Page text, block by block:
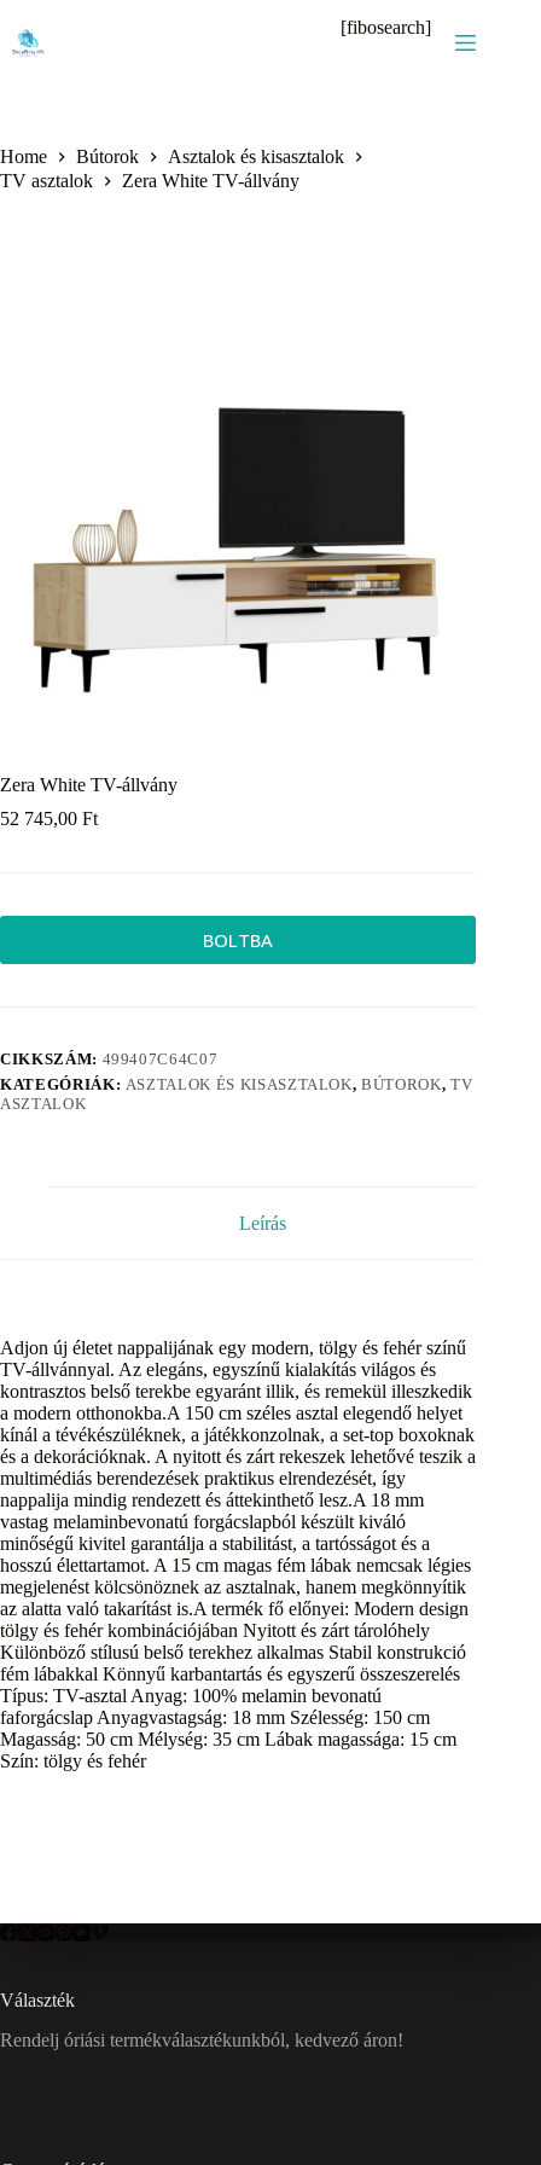
content
[fibosearch]
Home Bútorok
Asztalok és kisasztalok
TV asztalok
Zera White TV-állvány
Zera White TV-állvány
52 745,00 Ft
BOLTBA
CIKKSZÁM: 499407C64C07
KATEGÓRIÁK: ASZTALOK ÉS KISASZTALOK,BÚTOROK, TV
ASZTALOK
Leírás
Adjon új életet nappalijának egy modern, tölgy és fehér színű
TV-állvánnyal. Az elegáns, egyszínű kialakítás világos és
kontrasztos belső terekbe egyaránt illik, és remekül illeszkedik
a modern otthonokba.A 150 cm széles asztal elegendő helyet
kínál a tévékészüléknek, a játékkonzolnak, a set-top boxoknak
és a dekorációknak. A nyitott és zárt rekeszek lehetővé teszik a
multimédiás berendezések praktikus elrendezését, így
nappalija mindig rendezett és áttekinthető lesz.A 18 mm
vastag melaminbevonatú forgácslapból készült kiváló
minőségű kivitel garantálja a stabilitást, a tartósságot és a
hosszú élettartamot. A 15 cm magas fém lábak nemcsak légies
megjelenést kölcsönöznek az asztalnak, hanem megkönnyítik
az alatta való takarítást is.A termék fő előnyei: Modern design
tölgy és fehér kombinációjában Nyitott és zárt tárolóhely
Különböző stílusú belső terekhez alkalmas Stabil konstrukció
fém lábakkal Könnyű karbantartás és egyszerű összeszerelés
Típus: TV-asztal Anyag: 100% melamin bevonatú
faforgácslap Anyagvastagság: 18 mm Szélesség: 150 cm
Magasság: 50 cm Mélység: 35 cm Lábak magassága: 15 cm
Szín: tölgy és fehér
Választék
Rendelj óriási termékválasztékunkból, kedvező áron!